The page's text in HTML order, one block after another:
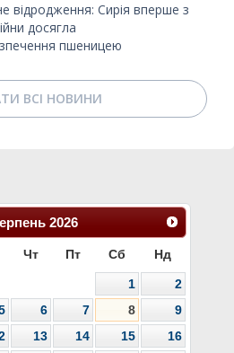
відродження: Сирія вперше з
досягла
пшеницею
ВСІ НОВИНИ
2026
Чт Пт Сб Нд
1
2
6 7 8
9
13 14 15
16